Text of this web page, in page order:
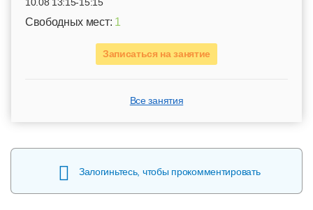
Свободных мест: 1
Записаться на занятие
Все занятия
Залогиньтесь, чтобы прокомментировать